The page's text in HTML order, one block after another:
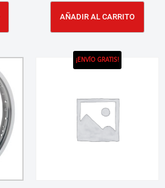
AÑADIR AL CARRITO
¡ENVÍO GRATIS!